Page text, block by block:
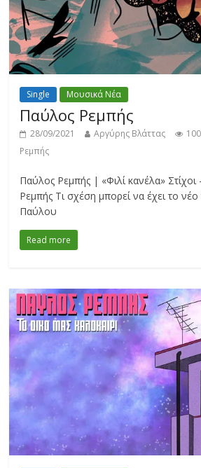
Single Μουσικά Νέα
Παύλος Ρεμπής
28/09/2021 Αργύρης Βλάττας
Ρεμπής
Παύλος Ρεμπής | «Φιλί κανέλα»
Ρεμπής Τι σχέση μπορεί να έχει το
Παύλου
Read more